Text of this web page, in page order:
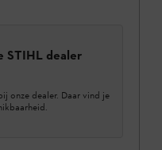
STIHL dealer
onze dealer. Daar vind je